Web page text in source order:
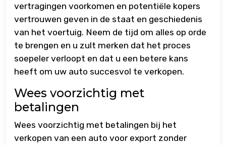
vertragingen voorkomen en potentiële kopers
vertrouwen geven in de staat en geschiedenis
van het voertuig. Neem de tijd om alles op orde
te brengen en u zult merken dat het proces
soepeler verloopt en dat u een betere kans
heeft om uw auto succesvol te verkopen.
Wees voorzichtig met
betalingen
Wees voorzichtig met betalingen bij het
verkopen van een auto voor export zonder